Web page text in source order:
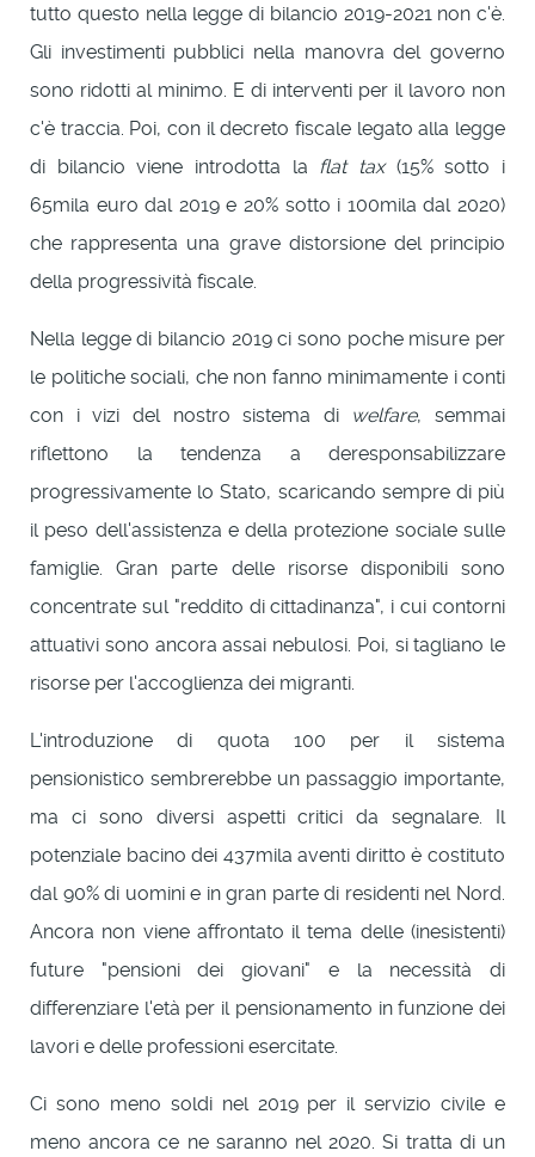
tutto questo nella legge di bilancio 2019-2021 non c'è.
Gli investimenti pubblici nella manovra del governo
sono ridotti al minimo. E di interventi per il lavoro non
c'è traccia. Poi, con il decreto fiscale legato alla legge
di bilancio viene introdotta la flat tax(15% sotto i
65mila euro dal 2019 e 20% sotto i 100mila dal 2020)
che rappresenta una grave distorsione del principio
della progressività fiscale.
Nella legge di bilancio 2019 ci sono poche misure per
le politiche sociali, che non fanno minimamente i conti
con i vizi del nostro sistema di welfare, semmai
riflettono la tendenza a deresponsabilizzare
progressivamente lo Stato, scaricando sempre di più
il peso dell'assistenza e della protezione sociale sulle
famiglie. Gran parte delle risorse disponibili sono
concentrate sul "reddito di cittadinanza", i cui contorni
attuativi sono ancora assai nebulosi. Poi, si tagliano le
risorse per l'accoglienza dei migranti.
L'introduzione di quota 100 per il sistema
pensionistico sembrerebbe un passaggio importante,
ma ci sono diversi aspetti critici da segnalare. Il
potenziale bacino dei 437mila aventi diritto è costituto
dal 90% di uomini e in gran parte di residenti nel Nord.
Ancora non viene affrontato il tema delle (inesistenti)
future "pensioni dei giovani" e la necessità di
differenziare l'età per il pensionamento in funzione dei
lavori e delle professioni esercitate.
Ci sono meno soldi nel 2019 per il servizio civile e
meno ancora ce ne saranno nel 2020. Si tratta di un